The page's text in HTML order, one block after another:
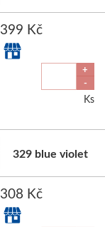
399 Kč
+
-
Ks
329 blue violet
308 Kč